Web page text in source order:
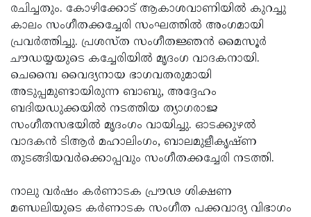
രചിച്ചതും. കോഴിക്കോട് ആകാശവാണിയില്‍ കുറച്ചു
കാലം സംഗീതക്കച്ചേരി സംഘത്തില്‍ അംഗമായി
പ്രവര്‍ത്തിച്ചു. പ്രശസ്ത സംഗീതജ്ഞന്‍ മൈസൂര്‍
ചൗഡയ്യയുടെ കച്ചേരിയില്‍ മൃദംഗ വാദകനായി.
ചെമ്പൈ വൈദ്യനായ ഭാഗവതരുമായി
അടുപ്പമുണ്ടായിരുന്ന ബാബു, അദ്ദേഹം
ബദിയഡുക്കയില്‍ നടത്തിയ ത്യാഗരാജ
സംഗീതസഭയില്‍ മൃദംഗം വായിച്ചു. ഓടക്കുഴല്‍
വാദകന്‍ ടിആര്‍ മഹാലിംഗം, ബാലമുളീകൃഷ്ണ
തുടങ്ങിയവര്‍ക്കൊപ്പവും സംഗീതക്കച്ചേരി നടത്തി.
നാലു വര്‍ഷം കര്‍ണാടക പ്രൗഢ ശിക്ഷണ
മണ്ഡലിയുടെ കര്‍ണാടക സംഗീത പക്കവാദ്യ വിഭാഗം